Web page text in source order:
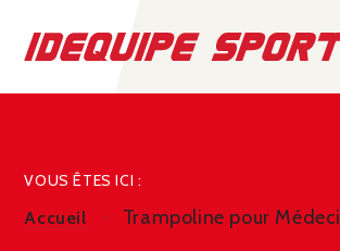
VOUS ÊTES ICI :
Accueil Trampoline pour